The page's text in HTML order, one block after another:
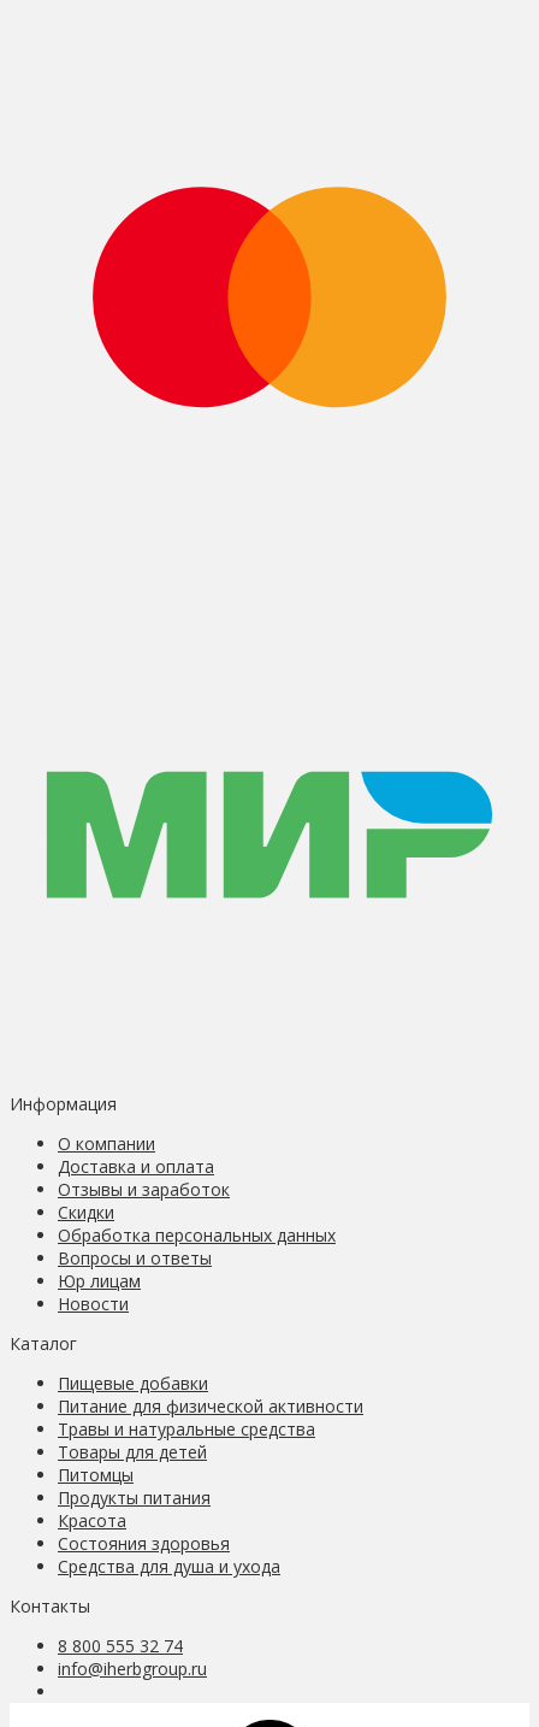
Информация
О компании
Доставка и оплата
Отзывы и заработок
Скидки
Обработка персональных данных
Вопросы и ответы
Юр лицам
Новости
Каталог
Пищевые добавки
Питание для физической активности
Травы и натуральные средства
Товары для детей
Питомцы
Продукты питания
Красота
Состояния здоровья
Средства для душа и ухода
Контакты
8 800 555 32 74
info@iherbgroup.ru